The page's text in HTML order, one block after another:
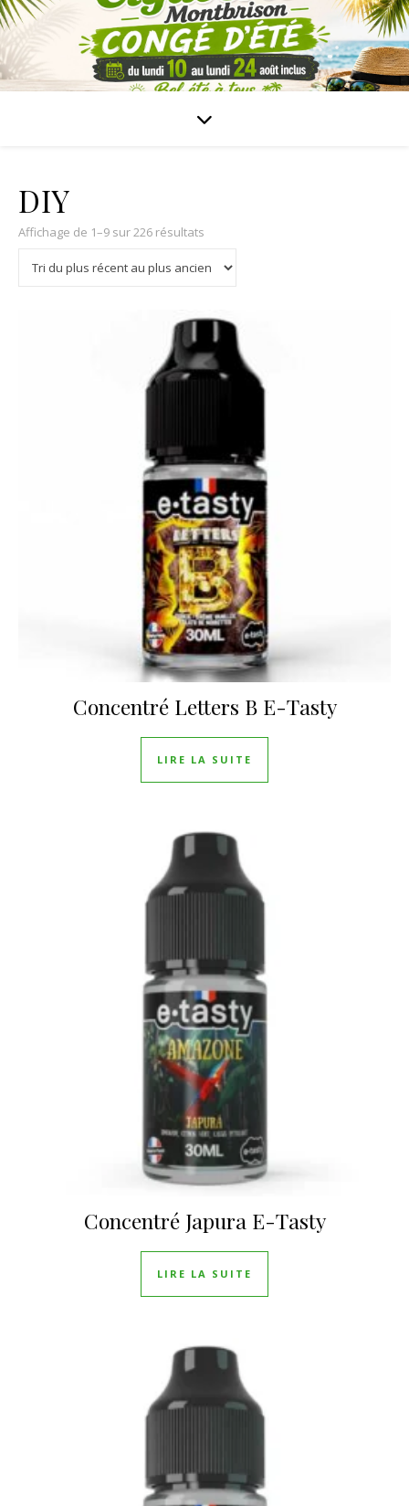
DIY
Affichage de 1–9 sur 226 résultats
Concentré Letters B E-Tasty
LIRE LA SUITE
Concentré Japura E-Tasty
LIRE LA SUITE